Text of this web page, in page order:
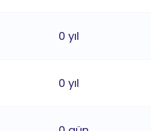
0 yıl
0 yıl